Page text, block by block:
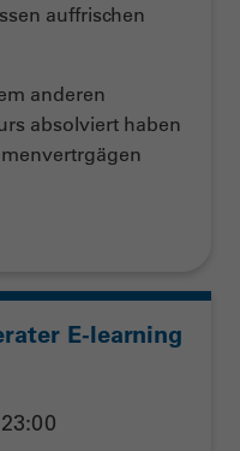
auffrischen
anderen
absolviert haben
E-learning